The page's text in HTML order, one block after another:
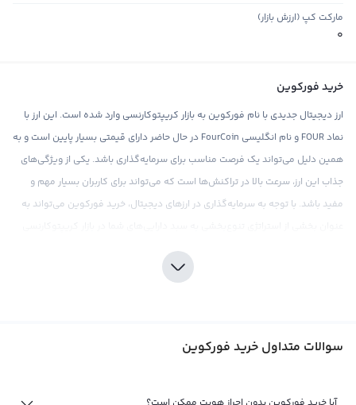
مارکت کپ (ارزش بازار)
0
خرید فورکوین
ارز دیجیتال جدیدی با نام فورکوین به بازار کریپتوکارنسی وارد شده است. این ارز با
نماد FOUR و نام انگلیسی FourCoin در حال حاضر دارای قیمتی بسیار پایین است و به
همین دلیل می‌تواند یک فرصت مناسب برای سرمایه‌گذاری باشد. یکی از ویژگی‌های
جذاب این ارز، سرعت بالا در تراکنش‌ها است که می‌تواند برای کاربران بسیار مهم و
مفید باشد. با توجه به سرمایه‌گذاری در ارزهای دیجیتال، خرید فورکوین می‌تواند به
باشد. در صرافی ارز دیجیتال رابکس، شما می‌توانید با سادگی و امنیت فورکوین خود
را به جمع سایر ارزهای دیجیتال اضافه کنید.
شما در انتخاب صحیح کمک کند. به همین دلیل، صرافی رابکس با ابزارهای ارائه شده
سوالات متداول خرید فورکوین